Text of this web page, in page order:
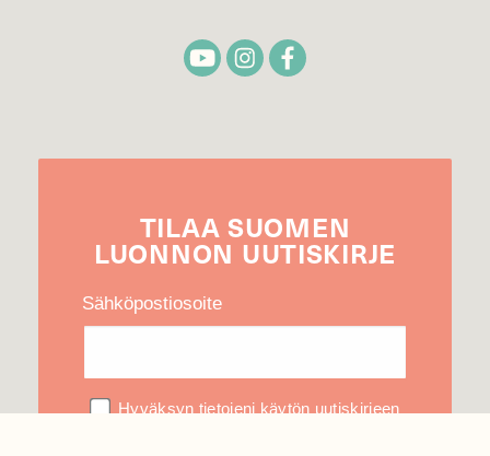
TILAA SUOMEN
LUONNON UUTIS­KIRJE
Sähköpostiosoite
Hyväksyn tietojeni käytön uutiskirjeen